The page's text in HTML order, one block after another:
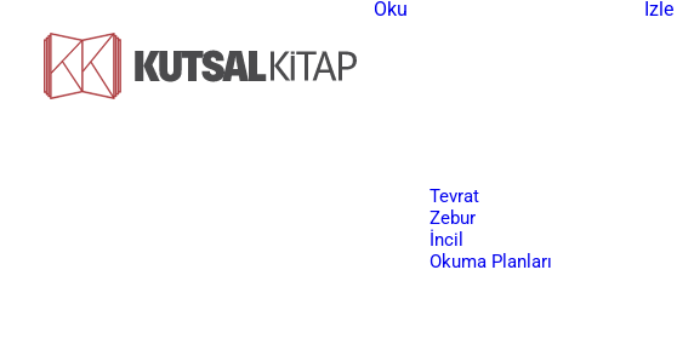
Oku
Tevrat
Zebur
İncil
Okuma Planları
İzle